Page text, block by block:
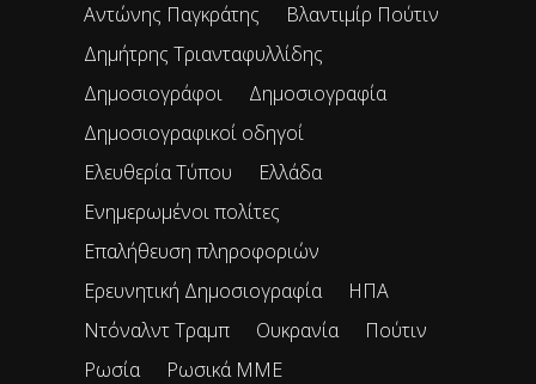
Αντώνης Παγκράτης
Βλαντιμίρ Πούτιν
Δημήτρης Τριανταφυλλίδης
Δημοσιογράφοι
Δημοσιογραφία
Δημοσιογραφικοί οδηγοί
Ελευθερία Τύπου
Ελλάδα
Ενημερωμένοι πολίτες
Επαλήθευση πληροφοριών
Ερευνητική Δημοσιογραφία
ΗΠΑ
Ντόναλντ Τραμπ
Ουκρανία
Πούτιν
Ρωσία
Ρωσικά ΜΜΕ